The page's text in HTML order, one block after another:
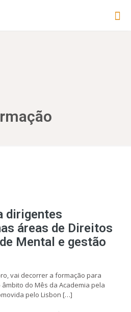
dirigentes
áreas de Direitos
Mental e gestão
vai decorrer a formação para
do Mês da Academia pela
pelo Lisbon […]